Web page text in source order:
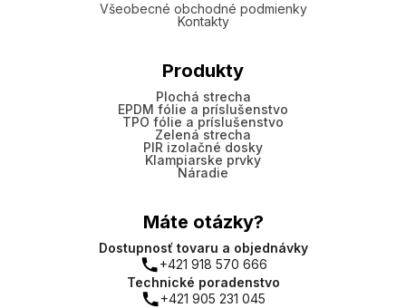
Všeobecné obchodné podmienky
Kontakty
Produkty
Plochá strecha
EPDM fólie a príslušenstvo
TPO fólie a príslušenstvo
Zelená strecha
PIR izolačné dosky
Klampiarske prvky
Náradie
Máte otázky?
Dostupnosť tovaru a objednávky
+421 918 570 666
Technické poradenstvo
+421 905 231 045